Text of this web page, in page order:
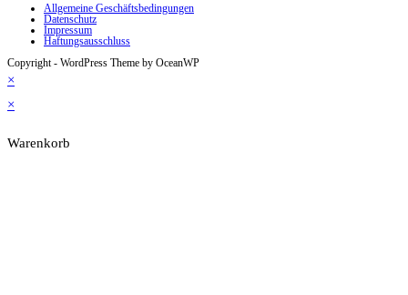
Allgemeine Geschäftsbedingungen
Datenschutz
Impressum
Haftungsausschluss
Copyright - WordPress Theme by OceanWP
×
×
Warenkorb